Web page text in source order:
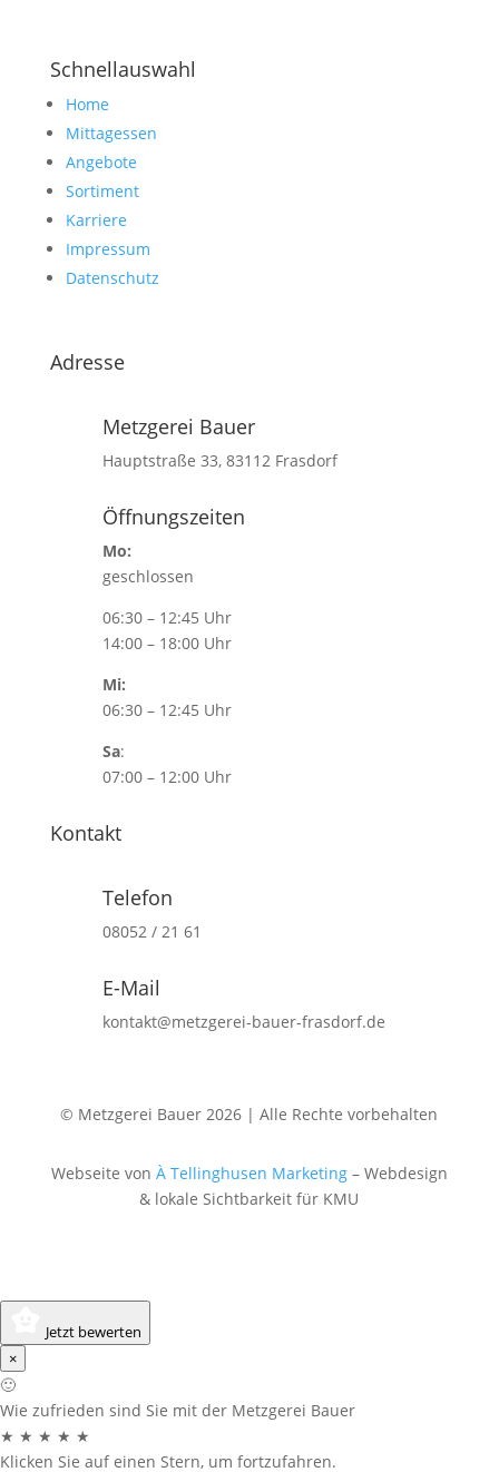
Schnellauswahl
Home
Mittagessen
Angebote
Sortiment
Karriere
Impressum
Datenschutz
Adresse
Metzgerei Bauer
Hauptstraße 33, 83112 Frasdorf
Öffnungszeiten
Mo:
geschlossen
06:30 – 12:45 Uhr
14:00 – 18:00 Uhr
Mi:
06:30 – 12:45 Uhr
Sa:
07:00 – 12:00 Uhr
Kontakt
Telefon
08052 / 21 61
E-Mail
kontakt@metzgerei-bauer-frasdorf.de
© Metzgerei Bauer 2026 | Alle Rechte vorbehalten
Webseite von À Tellinghusen Marketing – Webdesign
& lokale Sichtbarkeit für KMU
Jetzt bewerten
×
🙂
Wie zufrieden sind Sie mit der Metzgerei Bauer
★ ★ ★ ★ ★
Klicken Sie auf einen Stern, um fortzufahren.